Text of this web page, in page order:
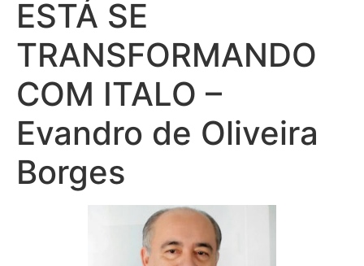
ESTÁ SE
TRANSFORMANDO
COM ITALO –
Evandro de Oliveira
Borges